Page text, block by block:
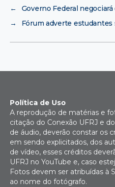
←
Governo Federal
→
Fórum adverte estudantes
Política de Uso
A reprodução de matérias e
citação do Conexão UFRJ e
de áudio, deverão constar os
em sendo explicitados, dos
de vídeo, esses créditos
UFRJ no YouTube e, caso
Fotos devem ser atribuídas à
ao nome do fotógrafo.